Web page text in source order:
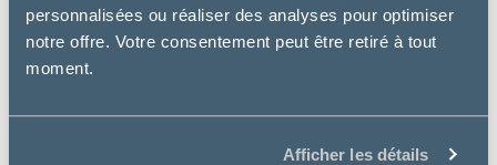
personnalisées ou réaliser des analyses pour optimiser
notre offre. Votre consentement peut être retiré à tout
moment.
Afficher les détails